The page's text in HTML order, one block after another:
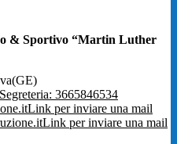
& Sportivo “Martin Luther
3665846534
Link per inviare una mail
Link per inviare una mail